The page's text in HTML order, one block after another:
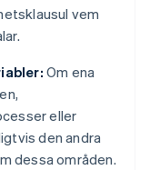
vem
Om ena
eller
den andra
dessa områden.